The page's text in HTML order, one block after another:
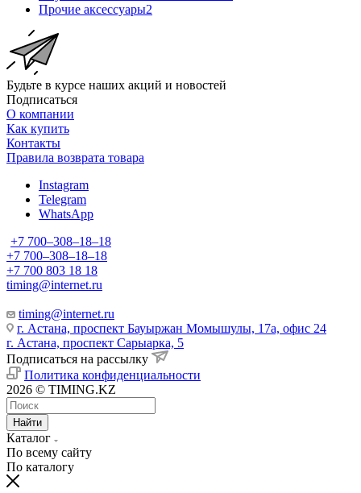
Прочие аксессуары2
Будьте в курсе наших акций и новостей
Подписаться
О компании
Как купить
Контакты
Правила возврата товара
Instagram
Telegram
WhatsApp
+7 700‒308‒18‒18
+7 700‒308‒18‒18
+7 700 803 18 18
timing@internet.ru
timing@internet.ru
г. Астана, проспект Бауыржан Момышулы, 17а, офис 24
г. Астана, проспект Сарыарка, 5
Подписаться на рассылку
Политика конфиденциальности
2026 © TIMING.KZ
Найти
Каталог
По всему сайту
По каталогу